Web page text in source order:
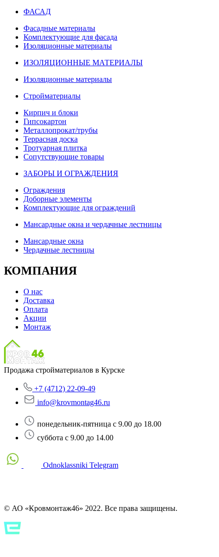
ФАСАД
Фасадные материалы
Комплектующие для фасада
Изоляционные материалы
ИЗОЛЯЦИОННЫЕ МАТЕРИАЛЫ
Изоляционные материалы
Стройматериалы
Кирпич и блоки
Гипсокартон
Металлопрокат/трубы
Террасная доска
Тротуарная плитка
Сопутствующие товары
ЗАБОРЫ И ОГРАЖДЕНИЯ
Ограждения
Доборные элементы
Комплектующие для ограждений
Мансардные окна и чердачные лестницы
Мансардные окна
Чердачные лестницы
КОМПАНИЯ
О нас
Доставка
Оплата
Акции
Монтаж
Продажа стройматериалов в Курске
+7 (4712) 22-09-49
info@krovmontag46.ru
понедельник-пятница с 9.00 до 18.00
суббота с 9.00 до 14.00
Odnoklassniki Telegram
© АО «Кровмонтаж46» 2022. Все права защищены.